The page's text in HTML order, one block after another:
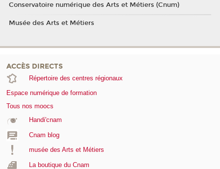
Conservatoire numérique des Arts et Métiers (Cnum)
Musée des Arts et Métiers
ACCÈS DIRECTS
Répertoire des centres régionaux
Espace numérique de formation
Tous nos moocs
Handi'cnam
Cnam blog
musée des Arts et Métiers
La boutique du Cnam